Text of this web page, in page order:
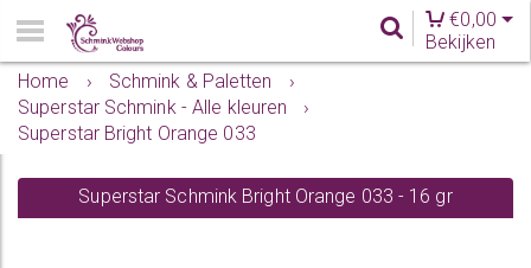
€0,00
Bekijken
Home
› Schmink & Paletten
›
Superstar Schmink - Alle kleuren
›
Superstar Bright Orange 033
Superstar Schmink Bright Orange 033 - 16 gr